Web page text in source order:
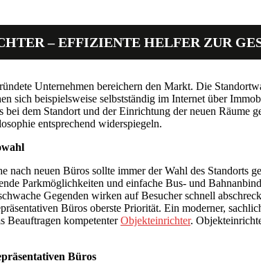
– EFFIZIENTE HELFER ZUR
Unternehmen bereichern den Markt. Die
sich beispielsweise selbstständig im Internet über
bei dem Standort und der Einrichtung der neuen
entsprechend widerspiegeln.
nach neuen Büros sollte immer der Wahl des Standorts
Parkmöglichkeiten und einfache Bus- und
Gegenden wirken auf Besucher schnell
Büros oberste Priorität. Ein moderner,
Beauftragen kompetenterObjekteinrichter.
Büros